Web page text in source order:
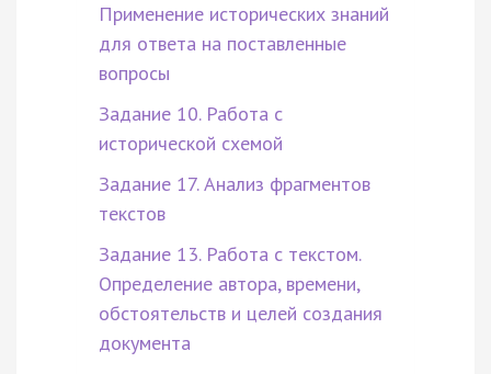
Применение исторических знаний
для ответа на поставленные
вопросы
Задание 10. Работа с
исторической схемой
Задание 17. Анализ фрагментов
текстов
Задание 13. Работа с текстом.
Определение автора, времени,
обстоятельств и целей создания
документа